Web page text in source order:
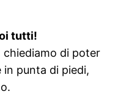
tutti!
chiediamo di poter
in punta di piedi,